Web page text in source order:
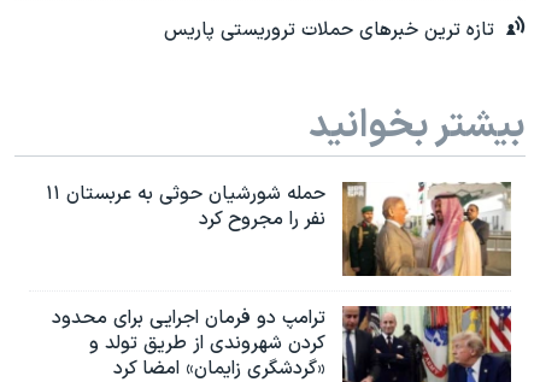
تازه ترین خبرهای حملات تروریستی پاریس
بیشتر بخوانید
حمله شورشیان حوثی به عربستان ۱۱
نفر را مجروح کرد
ترامپ دو فرمان اجرایی برای محدود
کردن شهروندی از طریق تولد و
«گردشگری زایمان» امضا کرد